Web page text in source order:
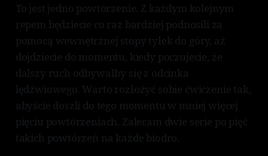
To jest jedno powtórzenie. Z każdym kolejnym
repem będziecie co raz bardziej podnosili za
pomocą wewnętrznej stopy tyłek do góry, aż
dojdziecie do momentu, kiedy poczujecie, że
dalszy ruch odbywałby się z odcinka
lędźwiowego. Warto rozłożyć sobie ćwiczenie tak,
abyście doszli do tego momentu w mniej więcej
pięciu powtórzeniach. Zalecam dwie serie po pięć
takich powtórzeń na każde biodro.